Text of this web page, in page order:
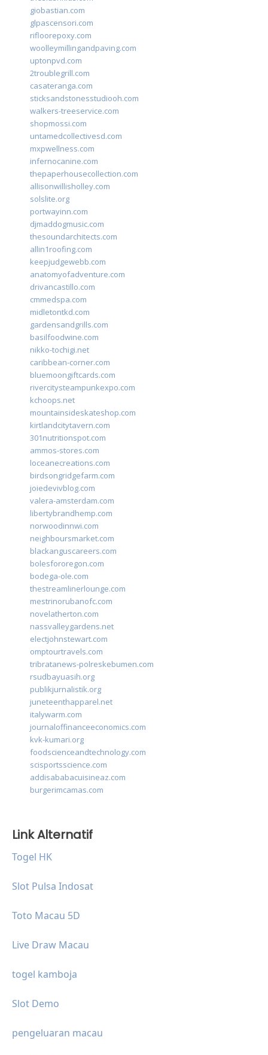
giobastian.com
glpascensori.com
rifloorepoxy.com
woolleymillingandpaving.com
uptonpvd.com
2troublegrill.com
casateranga.com
sticksandstonesstudiooh.com
walkers-treeservice.com
shopmossi.com
untamedcollectivesd.com
mxpwellness.com
infernocanine.com
thepaperhousecollection.com
allisonwillisholley.com
solslite.org
portwayinn.com
djmaddogmusic.com
thesoundarchitects.com
allin1roofing.com
keepjudgewebb.com
anatomyofadventure.com
drivancastillo.com
cmmedspa.com
midletontkd.com
gardensandgrills.com
basilfoodwine.com
nikko-tochigi.net
caribbean-corner.com
bluemoongiftcards.com
rivercitysteampunkexpo.com
kchoops.net
mountainsideskateshop.com
kirtlandcitytavern.com
301nutritionspot.com
ammos-stores.com
loceanecreations.com
birdsongridgefarm.com
joiedevivblog.com
valera-amsterdam.com
libertybrandhemp.com
norwoodinnwi.com
neighboursmarket.com
blackanguscareers.com
bolesfororegon.com
bodega-ole.com
thestreamlinerlounge.com
mestrinorubanofc.com
novelatherton.com
nassvalleygardens.net
electjohnstewart.com
omptourtravels.com
tribratanews-polreskebumen.com
rsudbayuasih.org
publikjurnalistik.org
juneteenthapparel.net
italywarm.com
journaloffinanceeconomics.com
kvk-kumari.org
foodscienceandtechnology.com
scisportsscience.com
addisababacuisineaz.com
burgerimcamas.com
Link Alternatif
Togel HK
Slot Pulsa Indosat
Toto Macau 5D
Live Draw Macau
togel kamboja
Slot Demo
pengeluaran macau